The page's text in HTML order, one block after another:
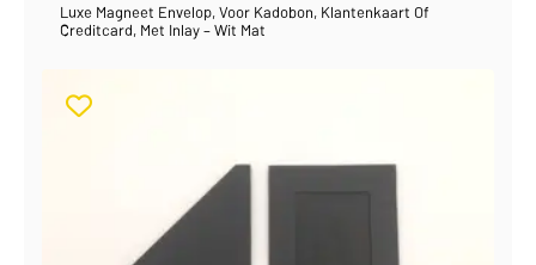
Luxe Magneet Envelop, Voor Kadobon, Klantenkaart Of
Creditcard, Met Inlay – Wit Mat